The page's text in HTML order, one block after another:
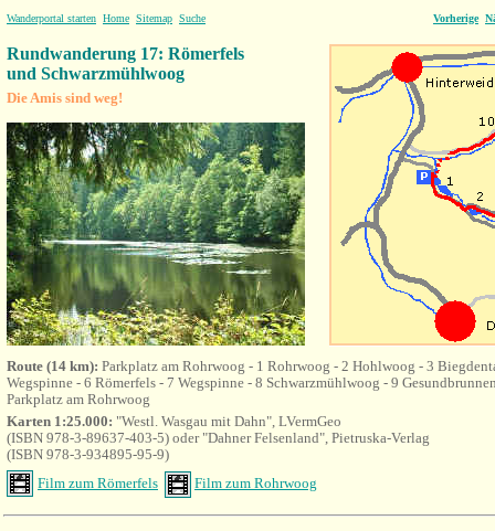
Wanderportal starten Home Sitemap Suche Vorherige
Rundwanderung 17: Römerfels
und Schwarzmühlwoog
Die Amis sind weg!
Route (14 km): Parkplatz am Rohrwoog - 1 Rohrwoog - 2 Hohlwoog - 3
Wegspinne - 6 Römerfels - 7 Wegspinne - 8 Schwarzmühlwoog - 9
Parkplatz am Rohrwoog
Karten 1:25.000: "Westl. Wasgau mit Dahn", LVermGeo
(ISBN 978-3-89637-403-5) oder "Dahner Felsenland", Pietruska-Verlag
(ISBN 978-3-934895-95-9)
Film zum Römerfels
Film zum Rohrwoog